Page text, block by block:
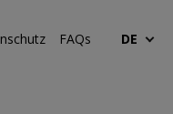
FAQs DE